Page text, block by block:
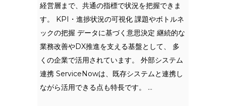
経営層まで、共通の指標で状況を把握できま
す。 KPI・進捗状況の可視化 課題やボトルネ
ックの把握 データに基づく意思決定 継続的な
業務改善やDX推進を支える基盤として、 多
くの企業で活用されています。 外部システム
連携 ServiceNowは、既存システムと連携し
ながら活用できる点も特長です。